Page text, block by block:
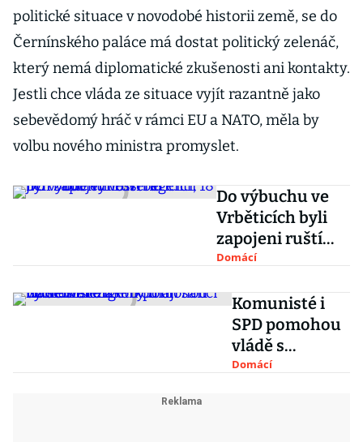
politické situace v novodobé historii země, se do
Černínského paláce má dostat politický zelenáč,
který nemá diplomatické zkušenosti ani kontakty.
Jestli chce vláda ze situace vyjít razantně jako
sebevědomý hráč v rámci EU a NATO, měla by
volbu nového ministra promyslet.
Do výbuchu ve
Vrběticích byli
zapojeni ruští
agenti, 18 jich
Domácí
Komunisté i
SPD pomohou
vládě s
energetikou či
Domácí